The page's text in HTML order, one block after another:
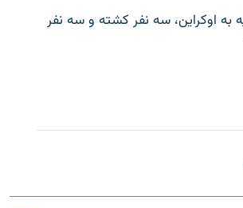
به اوکراین، سه نفر کشته و سه نفر